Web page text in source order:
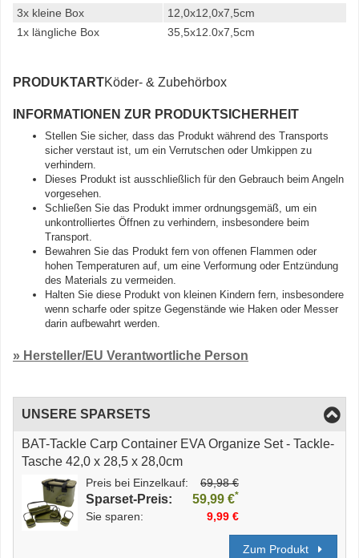
3x kleine Box
12,0x12,0x7,5cm
1x längliche Box
35,5x12.0x7,5cm
PRODUKTARTKöder- & Zubehörbox
INFORMATIONEN ZUR PRODUKTSICHERHEIT
Stellen Sie sicher, dass das Produkt während des Transports
sicher verstaut ist, um ein Verrutschen oder Umkippen zu
verhindern.
Dieses Produkt ist ausschließlich für den Gebrauch beim Angeln
vorgesehen.
Schließen Sie das Produkt immer ordnungsgemäß, um ein
unkontrolliertes Öffnen zu verhindern, insbesondere beim
Transport.
Bewahren Sie das Produkt fern von offenen Flammen oder
hohen Temperaturen auf, um eine Verformung oder Entzündung
des Materials zu vermeiden.
Halten Sie diese Produkt von kleinen Kindern fern, insbesondere
wenn scharfe oder spitze Gegenstände wie Haken oder Messer
darin aufbewahrt werden.
» Hersteller/EU Verantwortliche Person
UNSERE SPARSETS
BAT-Tackle Carp Container EVA Organize Set - Tackle-
Tasche 42,0 x 28,5 x 28,0cm
Preis bei Einzelkauf: 69,98 €
Sparset-Preis: 59,99 €*
Sie sparen: 9,99 €
Zum Produkt